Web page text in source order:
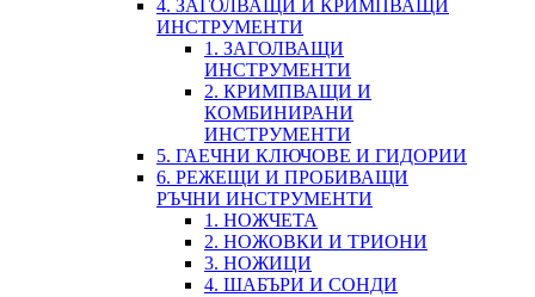
4. ЗАГОЛВАЩИ И КРИМПВАЩИ
ИНСТРУМЕНТИ
1. ЗАГОЛВАЩИ
ИНСТРУМЕНТИ
2. КРИМПВАЩИ И
КОМБИНИРАНИ
ИНСТРУМЕНТИ
5. ГАЕЧНИ КЛЮЧОВЕ И ГИДОРИИ
6. РЕЖЕЩИ И ПРОБИВАЩИ
РЪЧНИ ИНСТРУМЕНТИ
1. НОЖЧЕТА
2. НОЖОВКИ И ТРИОНИ
3. НОЖИЦИ
4. ШАБЪРИ И СОНДИ